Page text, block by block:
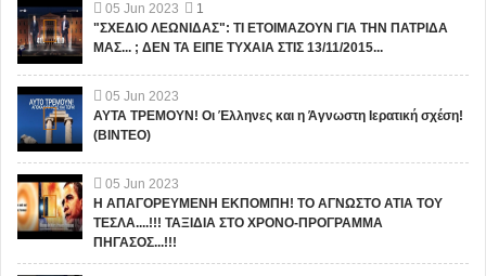
05 Jun 2023
1
"ΣΧΕΔΙΟ ΛΕΩΝΙΔΑΣ": ΤΙ ΕΤΟΙΜΑΖΟΥΝ ΓΙΑ ΤΗΝ ΠΑΤΡΙΔΑ
ΜΑΣ... ; ΔΕΝ ΤΑ ΕΙΠΕ ΤΥΧΑΙΑ ΣΤΙΣ 13/11/2015...
05 Jun 2023
ΑΥΤΑ ΤΡΕΜΟΥΝ! Οι Έλληνες και η Άγνωστη Ιερατική σχέση!
(ΒΙΝΤΕΟ)
05 Jun 2023
Η ΑΠΑΓΟΡΕΥΜΕΝΗ ΕΚΠΟΜΠΗ! ΤΟ ΑΓΝΩΣΤΟ ΑΤΙΑ ΤΟΥ
ΤΕΣΛΑ....!!! ΤΑΞΙΔΙΑ ΣΤΟ ΧΡΟΝΟ-ΠΡΟΓΡΑΜΜΑ
ΠΗΓΑΣΟΣ...!!!